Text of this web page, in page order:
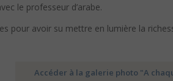
le professeur d’arabe.
pour avoir su mettre en lumière la
Accéder à la galerie photo "A